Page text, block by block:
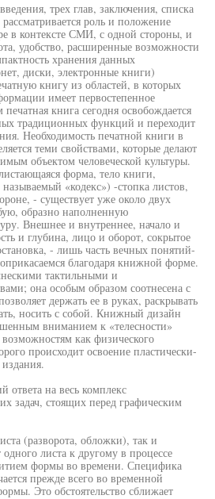
трех глав, заключения, списка
роль и положение
в контексте СМИ, с одной стороны, и
удобство, расширенные возможности
хранения данных
диски, электронные книги)
книгу из областей, в которых
имеет первостепенное
книга сегодня освобождается
традиционных функций и переходит
Необходимость печатной книги в
теми свойствами, которые делают
объектом человеческой культуры.
форма, тело книги,
«кодекс») -стопка листов,
- существует уже около двух
образно наполненную
Внешнее и внутреннее, начало и
и глубина, лицо и оборот, сокрытое
- лишь часть вечных понятий-
благодаря книжной форме.
тактильными и
она особым образом соотнесена с
держать ее в руках, раскрывать
носить с собой. Книжный дизайн
вниманием к «телесности»
как физического
происходит освоение пластически-
ответа на весь комплекс
задач, стоящих перед графическим
(разворота, обложки), так и
листа к другому в процессе
формы во времени. Специфика
прежде всего во временной
Это обстоятельство сближает